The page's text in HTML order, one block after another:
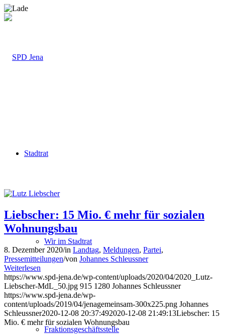
Stadtrat
Wir im Stadtrat
Fraktionsgeschäftsstelle
Liebscher: 15 Mio. € mehr für sozialen
Wohnungsbau
8. Dezember 2020/in Landtag, Meldungen, Partei,
Pressemitteilungen/von Johannes Schleussner
Weiterlesen
https://www.spd-jena.de/wp-content/uploads/2020/04/2020_Lutz-
Liebscher-MdL_50.jpg 915 1280 Johannes Schleussner
https://www.spd-jena.de/wp-
content/uploads/2019/04/jenagemeinsam-300x225.png Johannes
Schleussner2020-12-08 20:37:492020-12-08 21:49:13Liebscher: 15
Mio. € mehr für sozialen Wohnungsbau